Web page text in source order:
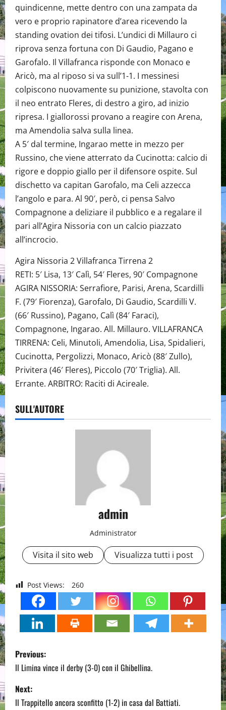
quindicenne, mette dentro con una zampata da
vero e proprio rapinatore d’area ricevendo la
standing ovation dei tifosi. L’undici di Millauro ci
riprova senza fortuna con Di Gaudio, Pagano e
Garofalo. Il Villafranca risponde con Monaco e
Aricò, ma al riposo si va sull’1-1. I messinesi
colpiscono nuovamente su punizione, stavolta con
il neo entrato Fleres, di destro a giro, ad inizio
ripresa. I giallorossi provano a reagire con Arena,
ma Amendolia salva sulla linea.
A 5′ dal termine, Ingarao mette in mezzo per
Russino, che viene atterrato da Cucinotta: calcio di
rigore e doppio giallo per il difensore ospite. Sul
dischetto va capitan Garofalo, ma Celi azzecca
l’angolo e para. Al 90′, però, ci pensa Salvo
Compagnone a deliziare il pubblico e a regalare il
pari all’Agira Nissoria con un calcio piazzato
all’incrocio.
Agira Nissoria 2 Villafranca Tirrena 2
RETI: 5′ Lisa, 13′ Calì, 54′ Fleres, 90′ Compagnone
AGIRA NISSORIA: Serrafiore, Parisi, Arena, Scardilli
F. (79′ Fiorenza), Garofalo, Di Gaudio, Scardilli V.
(66′ Russino), Pagano, Calì (84′ Faraci),
Compagnone, Ingarao. All. Millauro. VILLAFRANCA
TIRRENA: Celi, Minutoli, Amendolia, Lisa, Spidalieri,
Cucinotta, Pergolizzi, Monaco, Aricò (88′ Zullo),
Privitera (46′ Fleres), Piccolo (70′ Triglia). All.
Errante. ARBITRO: Raciti di Acireale.
SULL'AUTORE
admin
Administrator
Visita il sito web Visualizza tutti i post
Post Views: 260
P
o
s
Previous:
Il Limina vince il derby (3-0) con il Ghibellina.
Next:
Il Trappitello ancora sconfitto (1-2) in casa dal Battiati.